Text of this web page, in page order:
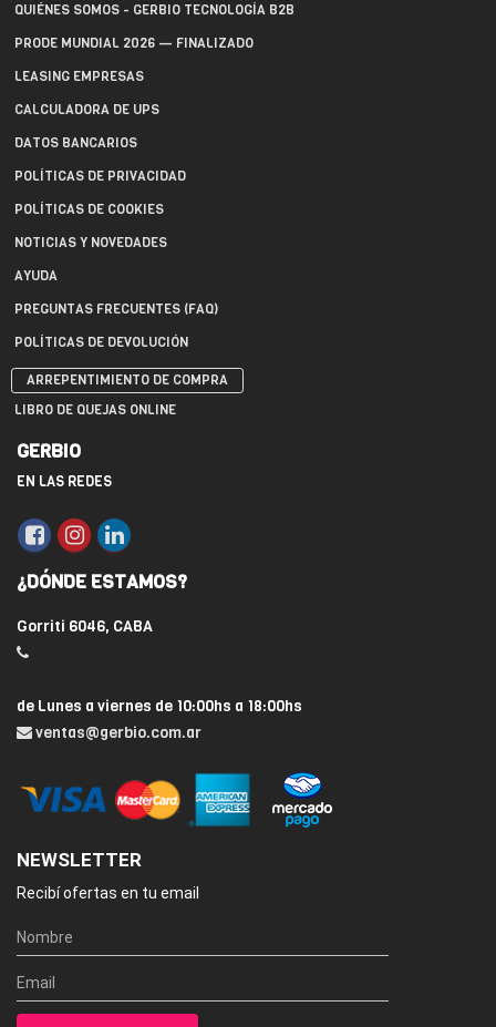
QUIÉNES SOMOS - GERBIO TECNOLOGÍA B2B
PRODE MUNDIAL 2026 — FINALIZADO
LEASING EMPRESAS
CALCULADORA DE UPS
DATOS BANCARIOS
POLÍTICAS DE PRIVACIDAD
POLÍTICAS DE COOKIES
NOTICIAS Y NOVEDADES
AYUDA
PREGUNTAS FRECUENTES (FAQ)
POLÍTICAS DE DEVOLUCIÓN
ARREPENTIMIENTO DE COMPRA
LIBRO DE QUEJAS ONLINE
GERBIO
EN LAS REDES
¿DÓNDE ESTAMOS?
Gorriti 6046, CABA
de Lunes a viernes de 10:00hs a 18:00hs
ventas@gerbio.com.ar
NEWSLETTER
Recibí ofertas en tu email